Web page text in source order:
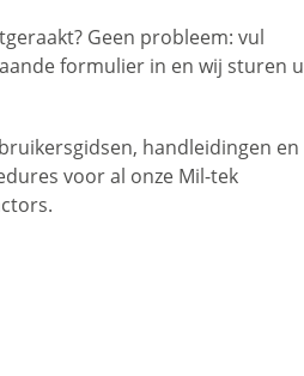
Geen probleem: vul
formulier in en wij sturen u
handleidingen en
voor al onze Mil-tek